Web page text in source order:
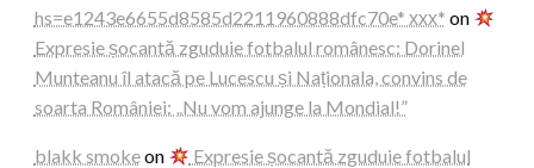
hs=e1243e6655d8585d2211960888dfc70e* ххх* on
Expresie șocantă zguduie fotbalul românesc: Dorinel
Munteanu îl atacă pe Lucescu și Naționala, convins de
soarta României: „Nu vom ajunge la Mondial!”
blakk smokeon
Expresie șocantă zguduie fotbalul